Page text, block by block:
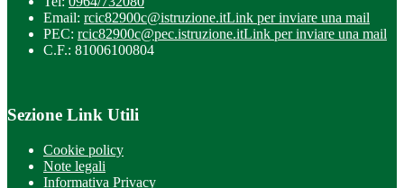
Email: rcic82900c@istruzione.itLink per inviare una mail
PEC: rcic82900c@pec.istruzione.itLink per inviare una mail
C.F.: 81006100804
Sezione Link Utili
Cookie policy
Note legali
Informativa Privacy